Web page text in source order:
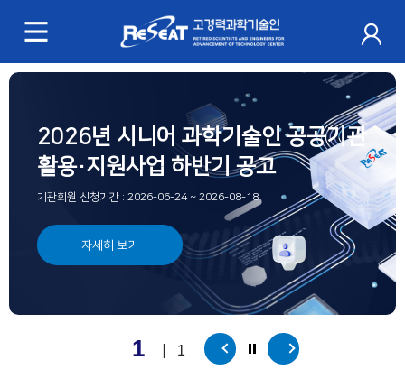
R
e
e
a
t
고
경
과
학
2026년 시니어 과학기술인 공공기관
활용·지원사업 하반기 공고
기관회원 신청기간 : 2026-06-24 ~ 2026-08-18
자세히 보기
1 1